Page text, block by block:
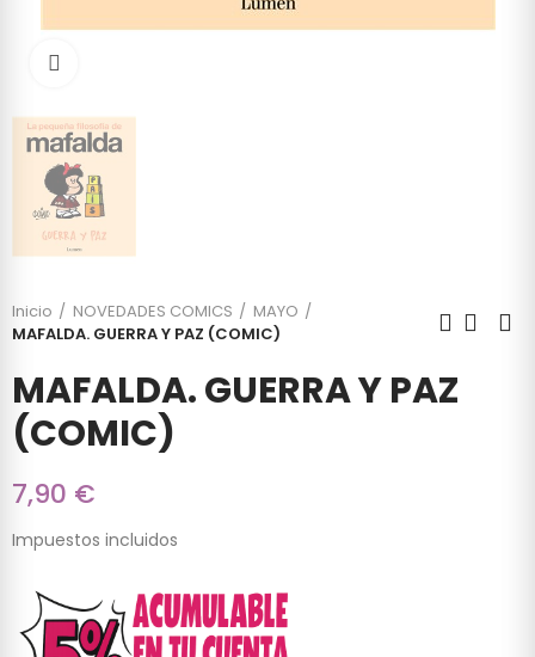
Inicio NOVEDADES COMICS
MAYO
MAFALDA. GUERRA Y PAZ (COMIC)
MAFALDA. GUERRA Y PAZ
(COMIC)
7,90 €
Impuestos incluidos